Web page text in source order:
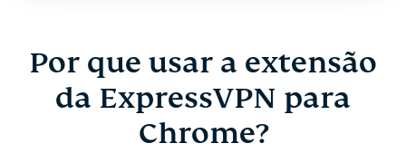
Por que usar a extensão
da ExpressVPN para
Chrome?